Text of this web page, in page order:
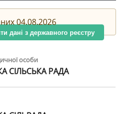
04.08.2026
дані з державного реєстру
особи
СІЛЬСЬКА РАДА